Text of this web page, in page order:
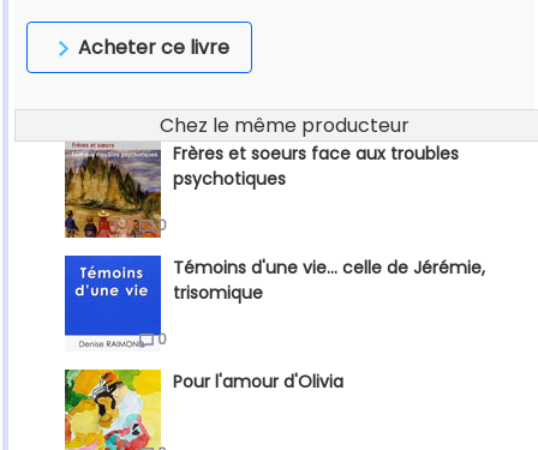
Acheter ce livre
Chez le même producteur
Frères et soeurs face aux troubles
psychotiques
0
Témoins d'une vie... celle de Jérémie,
trisomique
0
Pour l'amour d'Olivia